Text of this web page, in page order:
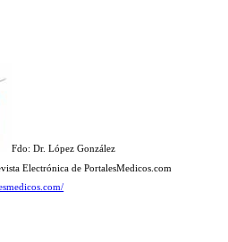
Fdo: Dr. López González
Electrónica de PortalesMedicos.com